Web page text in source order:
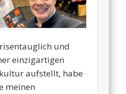
und
einzigartigen
aufstellt, habe
meinen